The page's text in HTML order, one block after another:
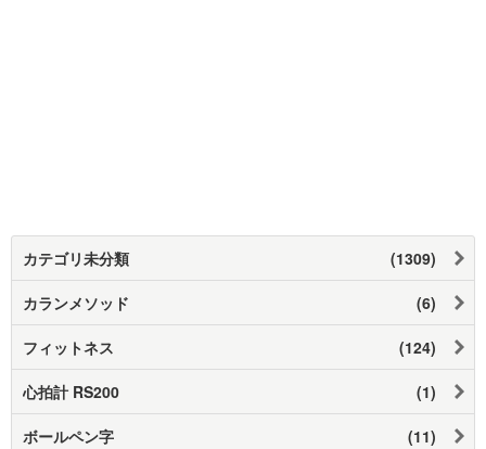
カテゴリ未分類 (1309)
カランメソッド (6)
フィットネス (124)
心拍計 RS200 (1)
ボールペン字 (11)